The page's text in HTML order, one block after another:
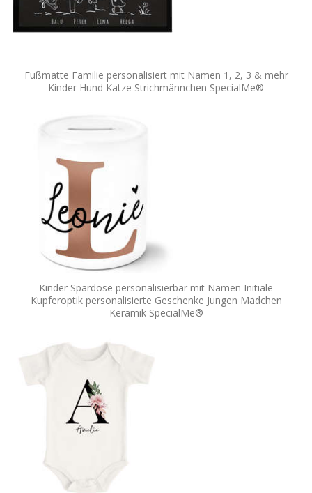
Fußmatte Familie personalisiert mit Namen 1, 2, 3 & mehr
Kinder Hund Katze Strichmännchen SpecialMe®
Kinder Spardose personalisierbar mit Namen Initiale
Kupferoptik personalisierte Geschenke Jungen Mädchen
Keramik SpecialMe®